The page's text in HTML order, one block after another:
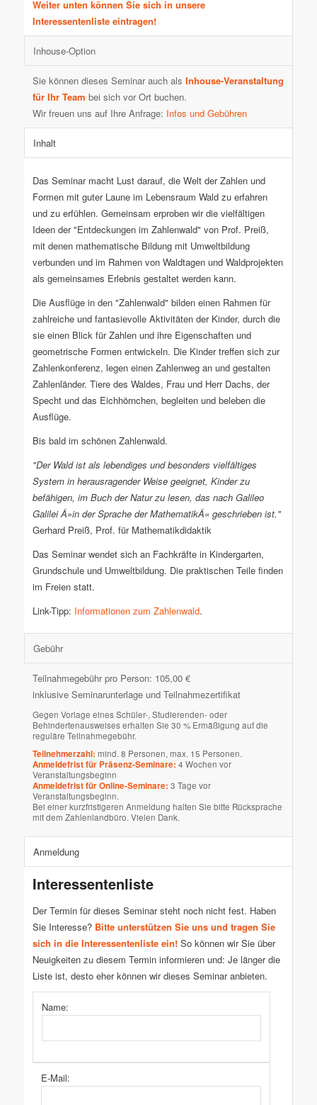
Weiter unten können Sie sich in unsere
Interessentenliste eintragen!
Inhouse-Option
Sie können dieses Seminar auch als Inhouse-Veranstaltung
für Ihr Team bei sich vor Ort buchen.
Wir freuen uns auf Ihre Anfrage: Infos und Gebühren
Inhalt
Das Seminar macht Lust darauf, die Welt der Zahlen und
Formen mit guter Laune im Lebensraum Wald zu erfahren
und zu erfühlen. Gemeinsam erproben wir die vielfältigen
Ideen der "Entdeckungen im Zahlenwald" von Prof. Preiß,
mit denen mathematische Bildung mit Umweltbildung
verbunden und im Rahmen von Waldtagen und Waldprojekten
als gemeinsames Erlebnis gestaltet werden kann.
Die Ausflüge in den "Zahlenwald" bilden einen Rahmen für
zahlreiche und fantasievolle Aktivitäten der Kinder, durch die
sie einen Blick für Zahlen und ihre Eigenschaften und
geometrische Formen entwickeln. Die Kinder treffen sich zur
Zahlenkonferenz, legen einen Zahlenweg an und gestalten
Zahlenländer. Tiere des Waldes, Frau und Herr Dachs, der
Specht und das Eichhörnchen, begleiten und beleben die
Ausflüge.
Bis bald im schönen Zahlenwald.
"Der Wald ist als lebendiges und besonders vielfältiges
System in herausragender Weise geeignet, Kinder zu
befähigen, im Buch der Natur zu lesen, das nach Galileo
Galilei Â»in der Sprache der MathematikÂ« geschrieben ist."
Gerhard Preiß, Prof. für Mathematikdidaktik
Das Seminar wendet sich an Fachkräfte in Kindergarten,
Grundschule und Umweltbildung. Die praktischen Teile finden
im Freien statt.
Link-Tipp: Informationen zum Zahlenwald.
Gebühr
Teilnahmegebühr pro Person: 105,00 €
inklusive Seminarunterlage und Teilnahmezertifikat
Gegen Vorlage eines Schüler-, Studierenden- oder
Behindertenausweises erhalten Sie 30 % Ermäßigung auf die
reguläre Teilnahmegebühr.
Teilnehmerzahl: mind. 8 Personen, max. 15 Personen.
Anmeldefrist für Präsenz-Seminare: 4 Wochen vor
Veranstaltungsbeginn
Anmeldefrist für Online-Seminare: 3 Tage vor
Veranstaltungsbeginn.
Bei einer kurzfristigeren Anmeldung halten Sie bitte Rücksprache
mit dem Zahlenlandbüro. Vielen Dank.
Anmeldung
Interessentenliste
Der Termin für dieses Seminar steht noch nicht fest. Haben
Sie Interesse? Bitte unterstützen Sie uns und tragen Sie
sich in die Interessentenliste ein!So können wir Sie über
Neuigkeiten zu diesem Termin informieren und: Je länger die
Liste ist, desto eher können wir dieses Seminar anbieten.
Name:
E-Mail: